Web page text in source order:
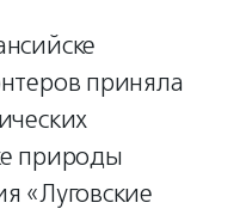
приняла
природы
«Луговские